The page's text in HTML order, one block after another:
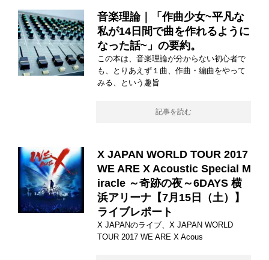
音楽理論｜「作曲少女~平凡な
私が14日間で曲を作れるように
なった話~」の要約。
この本は、音楽理論が分からない初心者で
も、とりあえず１曲、作曲・編曲をやって
みる、という趣旨
記事を読む
X JAPAN WORLD TOUR 2017
WE ARE X Acoustic Special M
iracle ～奇跡の夜～6DAYS 横
浜アリーナ【7月15日（土）】
ライブレポート
X JAPANのライブ、X JAPAN WORLD
TOUR 2017 WE ARE X Acous